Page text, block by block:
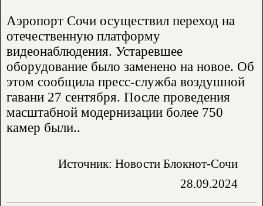
Аэропорт Сочи осуществил переход на
отечественную платформу
видеонаблюдения. Устаревшее
оборудование было заменено на новое. Об
этом сообщила пресс-служба воздушной
гавани 27 сентября. После проведения
масштабной модернизации более 750
камер были..
Источник: Новости Блокнот-Сочи
28.09.2024